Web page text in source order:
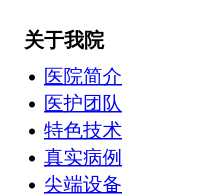
关于我院
医院简介
医护团队
特色技术
真实病例
尖端设备